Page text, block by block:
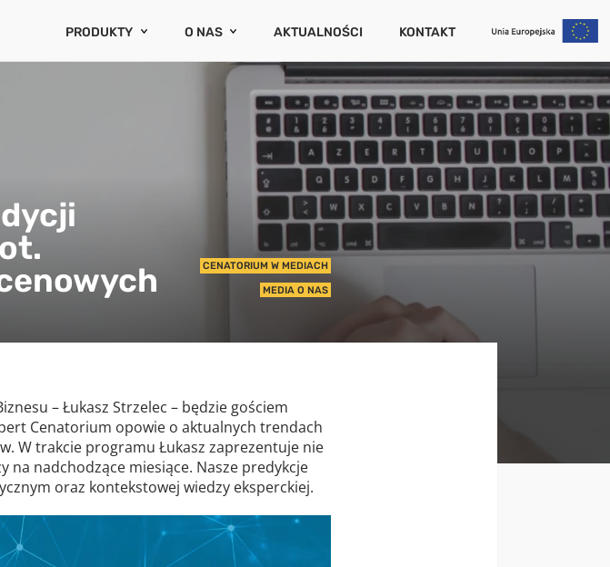
PRODUKTY
WYCENA PORTFELA NIERUCHOMOŚCI
E-HIPOTEKA
RYZYKA I OGRANICZENIA (SZKODOWOŚĆ)
PROGNOZA CEN NIERUCHOMOŚCI
O NAS
RAPORTY I PUBLIKACJE
AKTUALNOŚCI KONTAKT
CENATORIUM W MEDIACH
MEDIA O NAS
– Łukasz Strzelec – będzie gościem
Cenatorium opowie o aktualnych trendach
W trakcie programu Łukasz zaprezentuje nie
na nadchodzące miesiące. Nasze predykcje
oraz kontekstowej wiedzy eksperckiej.
ZAMKNIJ